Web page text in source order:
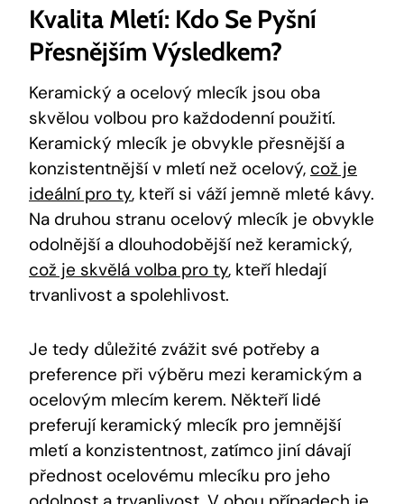
Kvalita Mletí: Kdo Se Pyšní
Přesnějším Výsledkem?
Keramický a ocelový mlecík jsou oba
skvělou volbou pro každodenní použití.
Keramický mlecík je obvykle přesnější a
konzistentnější v mletí než ocelový, což je
ideální pro ty, kteří si váží jemně mleté kávy.
Na druhou stranu ocelový mlecík je obvykle
odolnější a dlouhodobější než keramický,
což je skvělá volba pro ty, kteří hledají
trvanlivost a spolehlivost.
Je tedy důležité zvážit své potřeby a
preference při výběru mezi keramickým a
ocelovým mlecím kerem. Někteří lidé
preferují keramický mlecík pro jemnější
mletí a konzistentnost, zatímco jiní dávají
přednost ocelovému mlecíku pro jeho